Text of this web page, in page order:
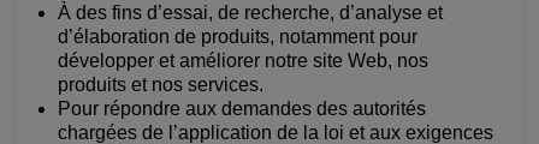
À des fins d’essai, de recherche, d’analyse et
d’élaboration de produits, notamment pour
développer et améliorer notre site Web, nos
produits et nos services.
Pour répondre aux demandes des autorités
chargées de l’application de la loi et aux exigences